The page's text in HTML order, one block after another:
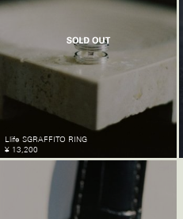
Llife SGRAFFITO RING
¥ 13,200